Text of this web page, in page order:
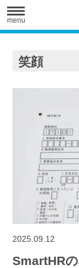
menu
笑顔
2025.09.12
SmartHR